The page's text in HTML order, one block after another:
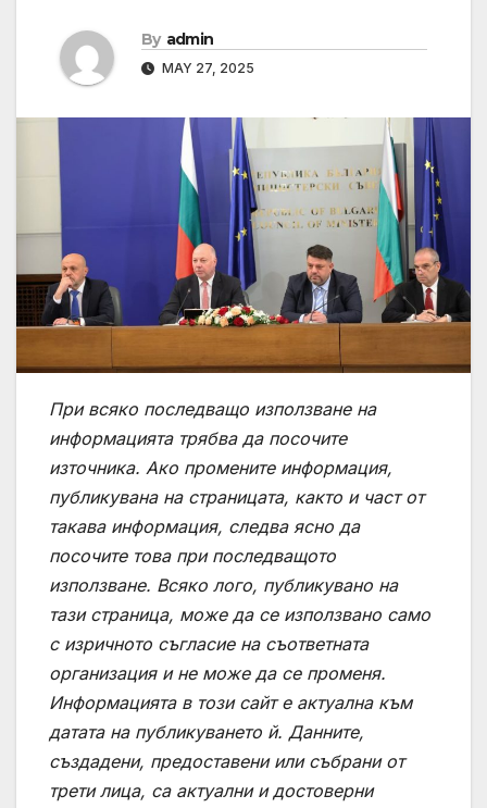
By admin
MAY 27, 2025
При всяко последващо използване на
информацията трябва да посочите
източника. Ако промените информация,
публикувана на страницата, както и част от
такава информация, следва ясно да
посочите това при последващото
използване. Всяко лого, публикувано на
тази страница, може да се използвано само
с изричното съгласие на съответната
организация и не може да се променя.
Информацията в този сайт е актуална към
датата на публикуването й. Данните,
създадени, предоставени или събрани от
трети лица, са актуални и достоверни